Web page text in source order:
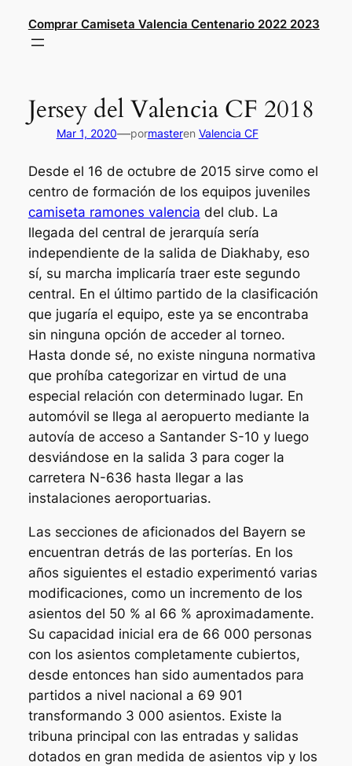
contenido
Comprar Camiseta Valencia Centenario 2022 2023
Jersey del Valencia CF 2018
Mar 1, 2020—pormasteren Valencia CF
Desde el 16 de octubre de 2015 sirve como el
centro de formación de los equipos juveniles
camiseta ramones valencia del club. La
llegada del central de jerarquía sería
independiente de la salida de Diakhaby, eso
sí, su marcha implicaría traer este segundo
central. En el último partido de la clasificación
que jugaría el equipo, este ya se encontraba
sin ninguna opción de acceder al torneo.
Hasta donde sé, no existe ninguna normativa
que prohíba categorizar en virtud de una
especial relación con determinado lugar. En
automóvil se llega al aeropuerto mediante la
autovía de acceso a Santander S-10 y luego
desviándose en la salida 3 para coger la
carretera N-636 hasta llegar a las
instalaciones aeroportuarias.
Las secciones de aficionados del Bayern se
encuentran detrás de las porterías. En los
años siguientes el estadio experimentó varias
modificaciones, como un incremento de los
asientos del 50 % al 66 % aproximadamente.
Su capacidad inicial era de 66 000 personas
con los asientos completamente cubiertos,
desde entonces han sido aumentados para
partidos a nivel nacional a 69 901
transformando 3 000 asientos. Existe la
tribuna principal con las entradas y salidas
dotados en gran medida de asientos vip y los